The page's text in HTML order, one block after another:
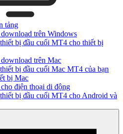
tảng
trên Windows
bị đầu cuối MT4 cho thiết bị
trên Mac
bị đầu cuối Mac MT4 của bạn
bị Mac
điện thoại di động
bị đầu cuối MT4 cho Android và